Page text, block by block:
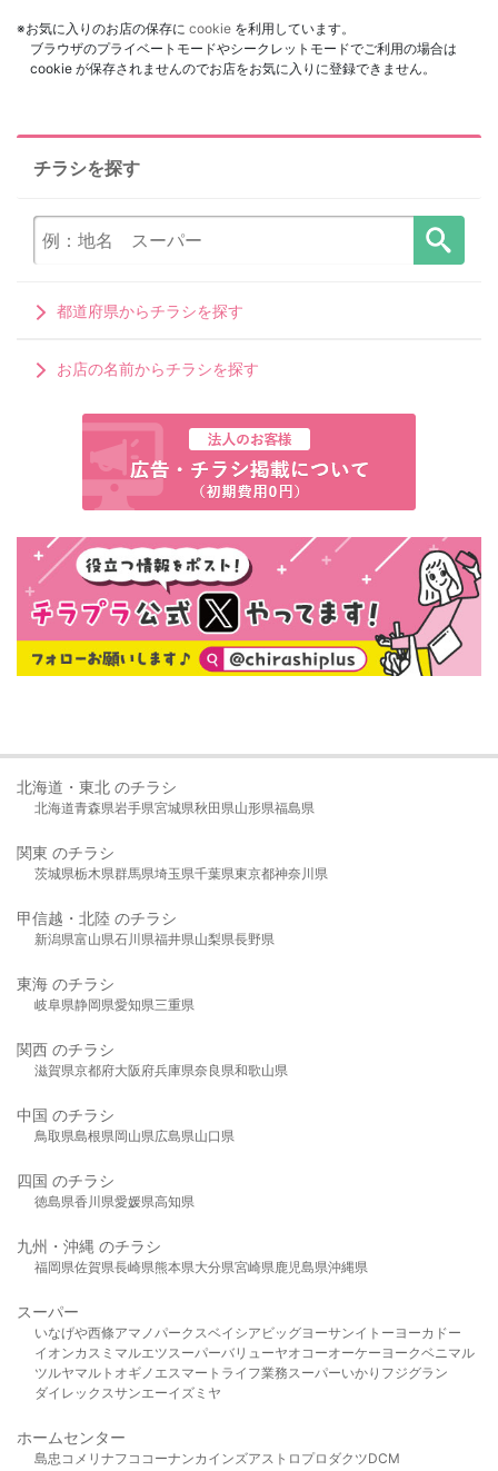
※お気に入りのお店の保存に cookie を利用しています。
ブラウザのプライベートモードやシークレットモードでご利用の場合は
cookie が保存されませんのでお店をお気に入りに登録できません。
チラシを探す
都道府県からチラシを探す
お店の名前からチラシを探す
北海道・東北 のチラシ
北海道青森県岩手県宮城県秋田県山形県福島県
関東 のチラシ
茨城県栃木県群馬県埼玉県千葉県東京都神奈川県
甲信越・北陸 のチラシ
新潟県富山県石川県福井県山梨県長野県
東海 のチラシ
岐阜県静岡県愛知県三重県
関西 のチラシ
滋賀県京都府大阪府兵庫県奈良県和歌山県
中国 のチラシ
鳥取県島根県岡山県広島県山口県
四国 のチラシ
徳島県香川県愛媛県高知県
九州・沖縄 のチラシ
福岡県佐賀県長崎県熊本県大分県宮崎県鹿児島県沖縄県
スーパー
いなげや西條アマノパークスベイシア ビッグヨーサンイトーヨーカドー
イオンカスミ マルエツスーパーバリューヤオコーオーケー ヨークベニマル
ツルヤマルト オギノ エスマート ライフ業務スーパーいかり フジグラン
ダイレックスサンエーイズミヤ
ホームセンター
島忠 コメリ ナフコ コーナンカインズアストロプロダクツDCM